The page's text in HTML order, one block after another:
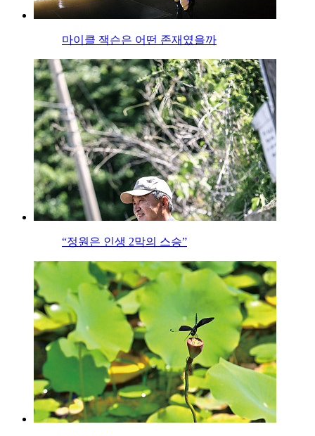
마이클 잭슨은 어떤 존재였을까
“정원은 인생 2막의 스승”